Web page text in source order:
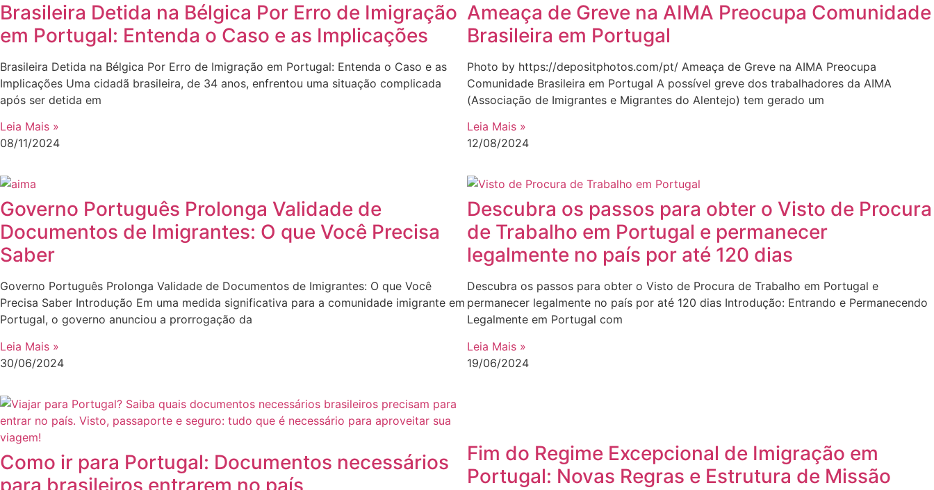
Brasileira Detida na Bélgica Por Erro de Imigração
em Portugal: Entenda o Caso e as Implicações
Brasileira Detida na Bélgica Por Erro de Imigração em Portugal: Entenda o Caso e as
Implicações Uma cidadã brasileira, de 34 anos, enfrentou uma situação complicada
após ser detida em
Leia Mais »
08/11/2024
Ameaça de Greve na AIMA Preocupa Comunidade
Brasileira em Portugal
Photo by https://depositphotos.com/pt/ Ameaça de Greve na AIMA Preocupa
Comunidade Brasileira em Portugal A possível greve dos trabalhadores da AIMA
(Associação de Imigrantes e Migrantes do Alentejo) tem gerado um
Leia Mais »
12/08/2024
Governo Português Prolonga Validade de
Documentos de Imigrantes: O que Você Precisa
Saber
Governo Português Prolonga Validade de Documentos de Imigrantes: O que Você
Precisa Saber Introdução Em uma medida significativa para a comunidade imigrante em
Portugal, o governo anunciou a prorrogação da
Leia Mais »
30/06/2024
Descubra os passos para obter o Visto de Procura
de Trabalho em Portugal e permanecer
legalmente no país por até 120 dias
Descubra os passos para obter o Visto de Procura de Trabalho em Portugal e
permanecer legalmente no país por até 120 dias Introdução: Entrando e Permanecendo
Legalmente em Portugal com
Leia Mais »
19/06/2024
Como ir para Portugal: Documentos necessários
para brasileiros entrarem no país
Fim do Regime Excepcional de Imigração em
Portugal: Novas Regras e Estrutura de Missão